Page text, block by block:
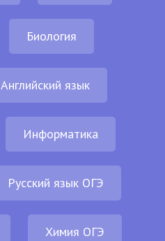
Биология
Английский язык
Информатика
Русский язык ОГЭ
Химия ОГЭ